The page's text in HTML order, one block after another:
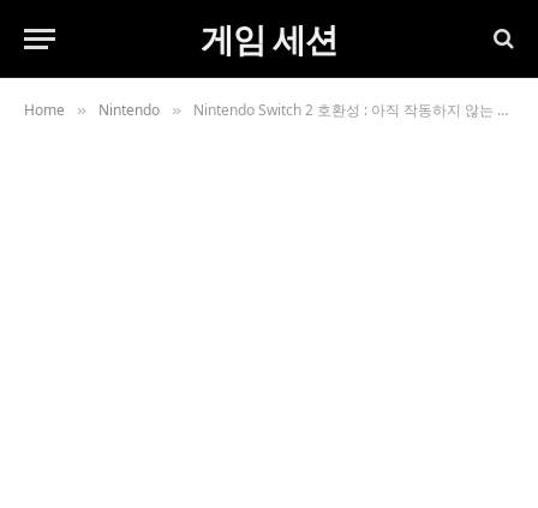
게임 세션
Home » Nintendo » Nintendo Switch 2 호환성 : 아직 작동하지 않는 게임의 전체 목록